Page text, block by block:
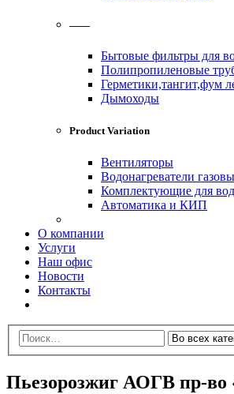
——
Бытовые фильтры для
Полипропиленовые
Герметики,тангит,фум
Дымоходы
Product Variation
Вентиляторы
Водонагреватели
Комплектующие для
Автоматика и КИП
О компании
Услуги
Наш офис
Новости
Контакты
Пьезорозжиг АОГВ пр-во